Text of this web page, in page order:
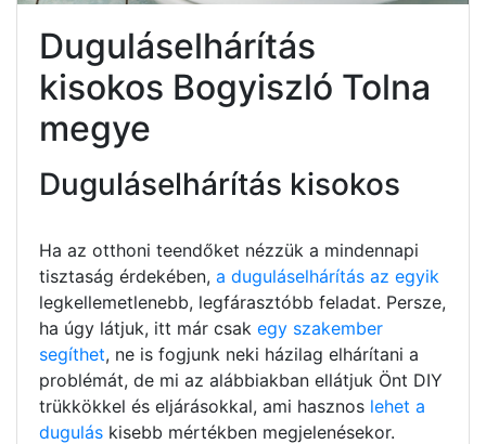
Duguláselhárítás
kisokos Bogyiszló Tolna
megye
Duguláselhárítás kisokos
Ha az otthoni teendőket nézzük a mindennapi
tisztaság érdekében, a duguláselhárítás az egyik
legkellemetlenebb, legfárasztóbb feladat. Persze,
ha úgy látjuk, itt már csak egy szakember
segíthet, ne is fogjunk neki házilag elhárítani a
problémát, de mi az alábbiakban ellátjuk Önt DIY
trükkökkel és eljárásokkal, ami hasznos lehet a
dugulás kisebb mértékben megjelenésekor.